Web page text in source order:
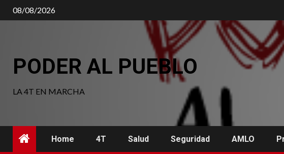
Saltar
al
08/08/2026
PODER AL PUEBLO
LA 4T EN MARCHA
Home 4T Salud Seguridad AMLO